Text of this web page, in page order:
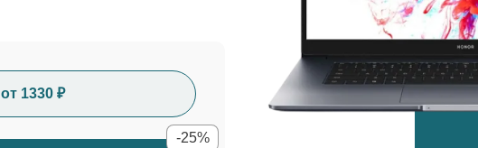
от 1330 ₽
-25%